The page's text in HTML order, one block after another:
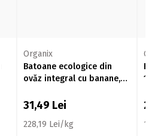
Organix
Batoane ecologice din
ovăz integral cu banane,
31,49 Lei
228,19 Lei/kg